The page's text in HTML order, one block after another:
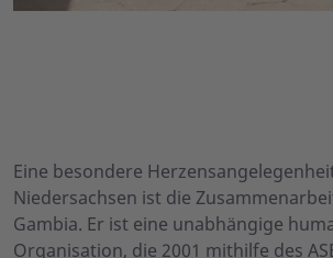
Eine besondere
Niedersachsen ist die
Gambia. Er ist eine unabhängige
Organisation, die 2001 mithilfe des